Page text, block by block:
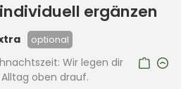
ergänzen
optional
Wir legen dir
oben drauf.